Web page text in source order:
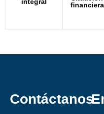
financiera
Contáctanos